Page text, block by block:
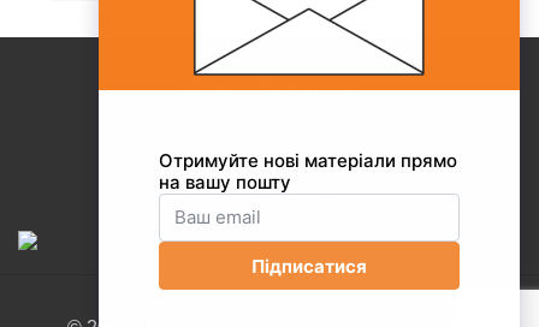
Про Collaborator